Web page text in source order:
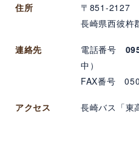
住所
〒851-2127
長崎県西彼杵
連絡先 電話番号
中）
FAX番号
アクセス 長崎バス「東